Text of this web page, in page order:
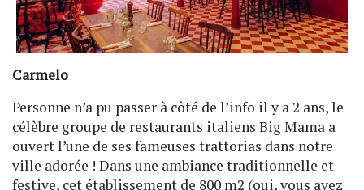
Carmelo
Personne n’a pu passer à côté de l’info il y a 2 ans, le
célèbre groupe de restaurants italiens Big Mama a
ouvert l’une de ses fameuses trattorias dans notre
ville adorée ! Dans une ambiance traditionnelle et
festive, cet établissement de 800 m2 (oui, vous avez